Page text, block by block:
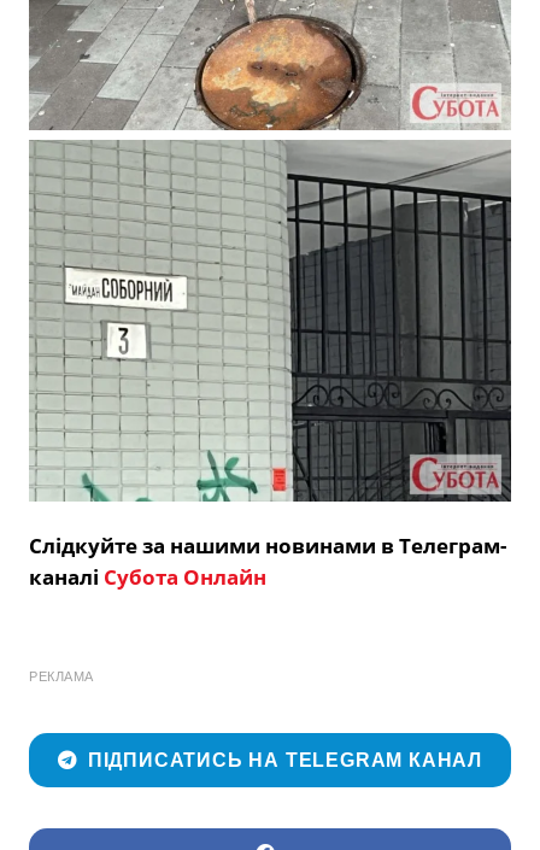
Слідкуйте за нашими новинами в Телеграм-
каналі Субота Онлайн
РЕКЛАМА
ПІДПИСАТИСЬ НА TELEGRAM КАНАЛ